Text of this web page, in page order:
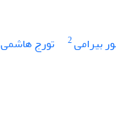
بیرامی2 تورج هاشمی